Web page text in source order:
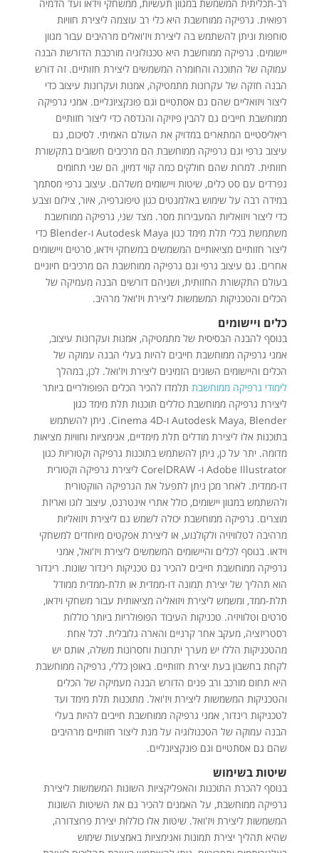
רב-תכליתית המשמשת במגוון תעשיות, ממשחקי וידאו ועד הדמיה
רפואית. גרפיקה ממוחשבת היא כלי רב עוצמה ליצירת חוויות
סוחפות וניתן להשתמש בה ליצירת ויז'ואלים מרהיבים עבור מגוון
יישומים. גרפיקה ממוחשבת היא טכנולוגיה מורכבת הדורשת הבנה
עמוקה של התוכנה והחומרה המשמשים ליצירת חזותיים. זה דורש
הבנה חזקה של עקרונות מתמטיקה, אמנות ועקרונות עיצוב כדי
ליצור ויזואליים שהם גם אסתטיים וגם פונקציונליים. אמני גרפיקה
ממוחשבת חייבים גם להבין פיזיקה והנדסה כדי ליצור חזותיים
ריאליסטיים המתארים במדויק את העולם האמיתי. לסיכום, גם
עיצוב גרפי וגם גרפיקה ממוחשבת הם מרכיבים חשובים בתקשורת
חזותית. למרות שהם חולקים כמה קווי דמיון, הם שני תחומים
נפרדים עם סט כלים, שיטות ויישומים משלהם. עיצוב גרפי מסתמך
במידה רבה על שימוש באלמנטים כגון טיפוגרפיה, איור, צילום וצבע
כדי ליצור ויזואליות המעבירות מסר. מצד שני, גרפיקה ממוחשבת
משתמשת בכלי תלת מימד כגון Autodesk Maya ו-Blender כדי
ליצור חזותיים מציאותיים המשמשים במשחקי וידאו, סרטים ויישומים
אחרים. גם עיצוב גרפי וגם גרפיקה ממוחשבת הם מרכיבים חיוניים
בעולם התקשורת החזותית, ושניהם דורשים הבנה מעמיקה של
הכלים והטכניקות המשמשות ליצירת ויז'ואל מרהיב.
כלים ויישומים
בנוסף להבנה הבסיסית של מתמטיקה, אמנות ועקרונות עיצוב,
אמני גרפיקה ממוחשבת חייבים להיות בעלי הבנה עמוקה של
הכלים והיישומים השונים הזמינים ליצירת ויז'ואל. לכן, במהלך
לימודי גרפיקה ממוחשבת תלמדו להכיר הכלים הפופולריים ביותר
ליצירת גרפיקה ממוחשבת כוללים תוכנות תלת מימד כגון
Autodesk Maya, Blender ו-Cinema 4D. ניתן להשתמש
בתוכנות אלו ליצירת מודלים תלת מימדיים, אנימציות וחוויות מציאות
מדומה. יתר על כן, ניתן להשתמש בתוכנות גרפיקה וקטוריות כגון
Adobe Illustrator ו- CorelDRAW ליצירת גרפיקה וקטורית
דו-ממדית. לאחר מכן ניתן לתפעל את הגרפיקה הווקטורית
ולהשתמש במגוון יישומים, כולל אתרי אינטרנט, עיצוב לוגו ואריזת
מוצרים. גרפיקה ממוחשבת יכולה לשמש גם ליצירת ויזואליות
מרהיבה לטלוויזיה ולקולנוע, או ליצירת אפקטים מיוחדים למשחקי
וידאו. בנוסף לכלים והיישומים המשמשים ליצירת ויז'ואל, אמני
גרפיקה ממוחשבת חייבים להכיר גם טכניקות רינדור שונות. רינדור
הוא תהליך של יצירת תמונה דו-ממדית או תלת-ממדית ממודל
תלת-ממד, ומשמש ליצירת ויזואליה מציאותית עבור משחקי וידאו,
סרטים וטלוויזיה. טכניקות העיבוד הפופולריות ביותר כוללות
רסטריזציה, מעקב אחר קרניים והארה גלובלית. לכל אחת
מהטכניקות הללו יש מערך יתרונות וחסרונות משלה, אותם יש
לקחת בחשבון בעת יצירת חזותיים. באופן כללי, גרפיקה ממוחשבת
היא תחום מורכב ורב פנים הדורש הבנה מעמיקה של הכלים
והטכניקות המשמשות ליצירת ויז'ואל. מתוכנות תלת מימד ועד
לטכניקות רינדור, אמני גרפיקה ממוחשבת חייבים להיות בעלי
הבנה עמוקה של הטכנולוגיה על מנת ליצור חזותיים מרהיבים
שהם גם אסתטיים וגם פונקציונליים.
שיטות בשימוש
בנוסף להכרת התוכנות והאפליקציות השונות המשמשות ליצירת
גרפיקה ממוחשבת, על האמנים להכיר גם את השיטות השונות
המשמשות ליצירת ויז'ואל. שיטות אלו כוללות יצירת פרוצדורה,
שהיא תהליך יצירת תמונות ואנימציות באמצעות שימוש